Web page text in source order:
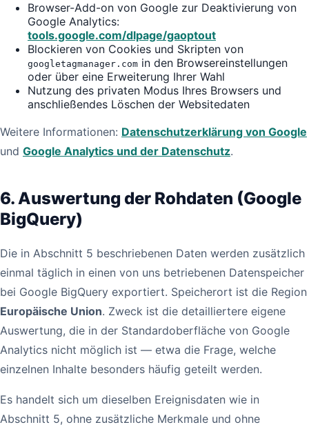
Browser-Add-on von Google zur Deaktivierung von
Google Analytics:
tools.google.com/dlpage/gaoptout
Blockieren von Cookies und Skripten von
googletagmanager.com in den Browsereinstellungen
oder über eine Erweiterung Ihrer Wahl
Nutzung des privaten Modus Ihres Browsers und
anschließendes Löschen der Websitedaten
Weitere Informationen: Datenschutzerklärung von Google
und Google Analytics und der Datenschutz.
6. Auswertung der Rohdaten (Google
BigQuery)
Die in Abschnitt 5 beschriebenen Daten werden zusätzlich
einmal täglich in einen von uns betriebenen Datenspeicher
bei Google BigQuery exportiert. Speicherort ist die Region
Europäische Union. Zweck ist die detailliertere eigene
Auswertung, die in der Standardoberfläche von Google
Analytics nicht möglich ist — etwa die Frage, welche
einzelnen Inhalte besonders häufig geteilt werden.
Es handelt sich um dieselben Ereignisdaten wie in
Abschnitt 5, ohne zusätzliche Merkmale und ohne